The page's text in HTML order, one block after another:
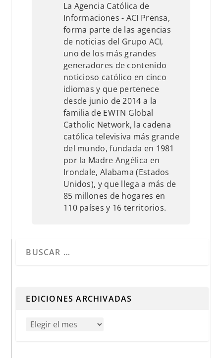
La Agencia Católica de
Informaciones - ACI Prensa,
forma parte de las agencias
de noticias del Grupo ACI,
uno de los más grandes
generadores de contenido
noticioso católico en cinco
idiomas y que pertenece
desde junio de 2014 a la
familia de EWTN Global
Catholic Network, la cadena
católica televisiva más grande
del mundo, fundada en 1981
por la Madre Angélica en
Irondale, Alabama (Estados
Unidos), y que llega a más de
85 millones de hogares en
110 países y 16 territorios.
EDICIONES ARCHIVADAS